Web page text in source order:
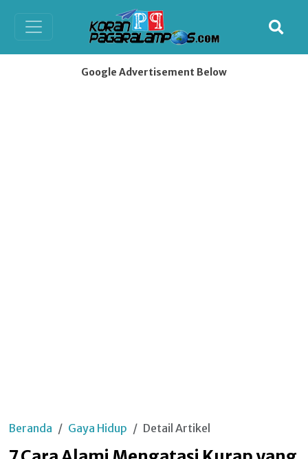
Google Advertisement Below
Beranda Gaya Hidup Detail Artikel